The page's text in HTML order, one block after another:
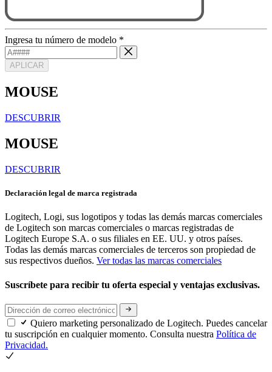
Ingresa tu número de modelo *
APLICAR
MOUSE
DESCUBRIR
MOUSE
DESCUBRIR
Declaración legal de marca registrada
Logitech, Logi, sus logotipos y todas las demás marcas comerciales
de Logitech son marcas comerciales o marcas registradas de
Logitech Europe S.A. o sus filiales en EE. UU. y otros países.
Todas las demás marcas comerciales de terceros son propiedad de
sus respectivos dueños. Ver todas las marcas comerciales
Suscríbete para recibir tu oferta especial y ventajas exclusivas.
Quiero marketing personalizado de Logitech. Puedes cancelar
tu suscripción en cualquier momento. Consulta nuestra Política de
Privacidad.